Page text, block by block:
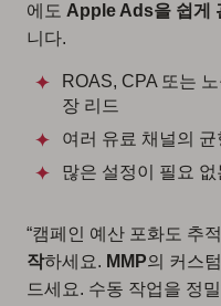
에도 Apple Ads을 쉽게
니다.
ROAS, CPA 또는
장 리드
여러 유료 채널의
많은 설정이 필요
“캠페인 예산 포화도 추
작하세요. MMP의 커스
드세요. 수동 작업을 정